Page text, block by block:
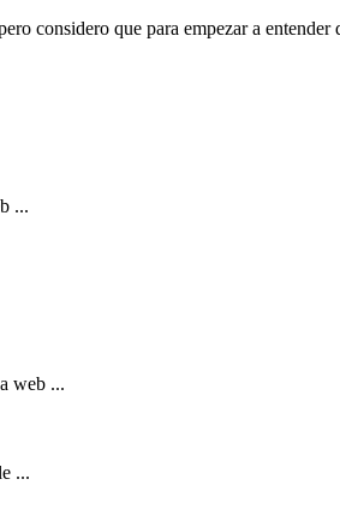
considero que para empezar a
...
web ...
...